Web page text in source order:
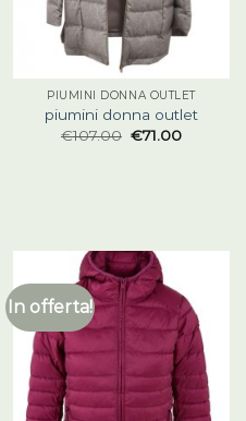
PIUMINI DONNA OUTLET
piumini donna outlet
€107.00 €71.00
In offerta!